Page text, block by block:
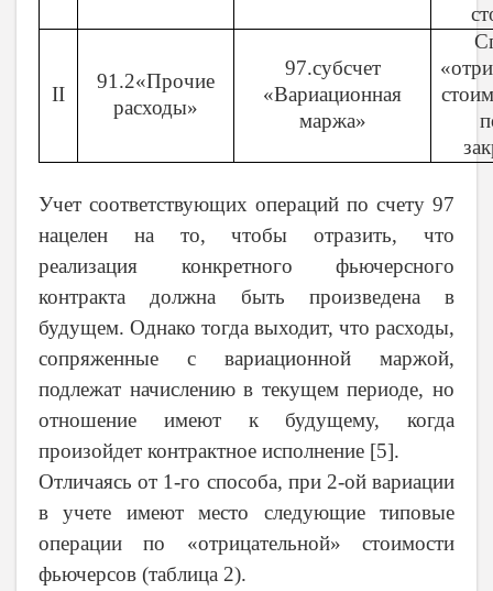
II
91.2«Прочие
расходы»
97.субсчет
«Вариационная
маржа»
Учет соответствующих операций по счету 97
нацелен на то, чтобы отразить, что
реализация конкретного фьючерсного
контракта должна быть произведена в
будущем. Однако тогда выходит, что расходы,
сопряженные с вариационной маржой,
подлежат начислению в текущем периоде, но
отношение имеют к будущему, когда
произойдет контрактное исполнение [5].
Отличаясь от 1-го способа, при 2-ой вариации
в учете имеют место следующие типовые
операции по «отрицательной» стоимости
фьючерсов (таблица 2).